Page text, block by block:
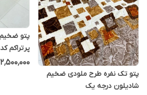
پتو تک نفره طرح ملودی ضخیم
شادیلون درجه یک
پرتراکم کد 082
۲٬۵۰۰٬۰۰۰